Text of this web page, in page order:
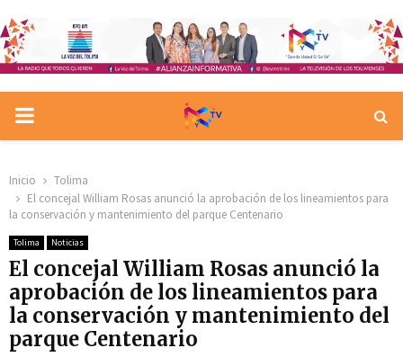
PRIMARY
Inicio
Tolima
El concejal William Rosas anunció la aprobación de los lineamientos para
la conservación y mantenimiento del parque Centenario
Tolima Noticias
El concejal William Rosas anunció la
aprobación de los lineamientos para
la conservación y mantenimiento del
parque Centenario